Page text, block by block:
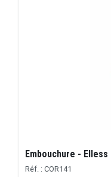
Embouchure - Elless
Réf. : COR141